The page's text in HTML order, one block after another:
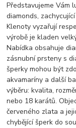
Představujeme Vám
diamonds,
Klenoty vyzařují
výrobě je kladen
Nabídka obsahuje
zásnubní prsteny s
šperky mohou být
akvamaríny a další
výběru: kvalita,
nebo 18 karátů.
červeného zlata a
chybějící šperk do